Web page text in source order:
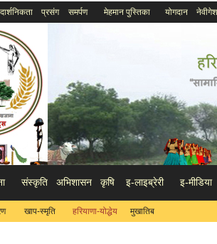
दार्शनिकता प्रसंग समर्पण मेहमान पुस्तिका योगदान
संस्कृति अभिशासन कृषि इ-लाइब्रेरी इ-मीडिया
खाप-स्मृति हरियाणा-योद्धेय मुखातिब